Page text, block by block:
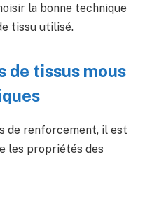
la bonne technique
tissu utilisé.
de tissus mous
de renforcement, il est
les propriétés des